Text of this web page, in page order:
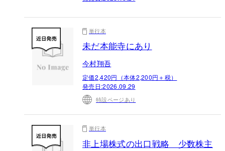
単行本
未だ本能寺にあり
今村翔吾
定価2,420円（本体2,200円＋税）
発売日:2026.09.29
特設ページあり
単行本
非上場株式の出口戦略 少数株主